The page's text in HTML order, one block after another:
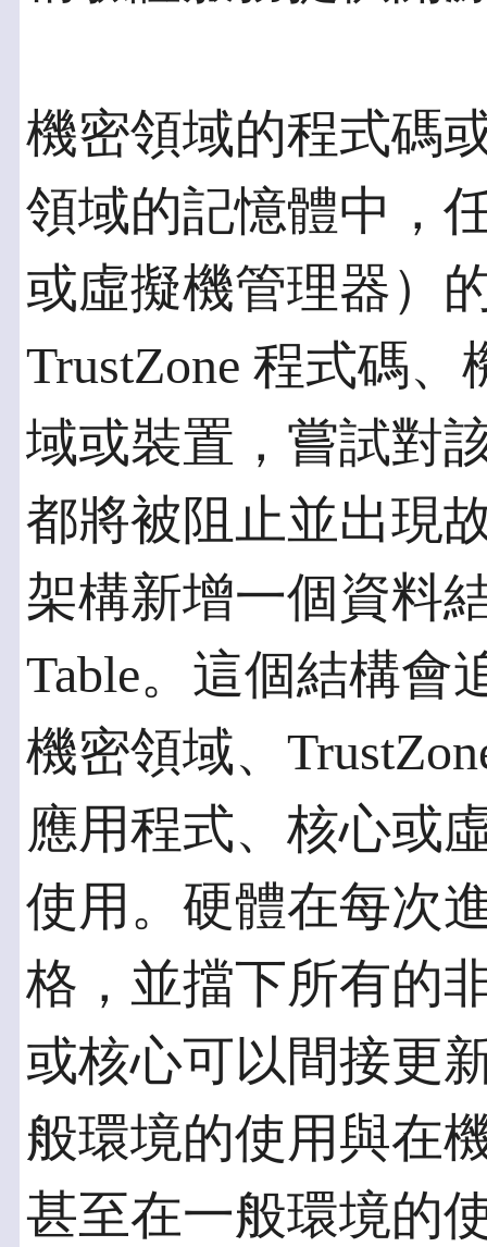
機密領域的程式碼
領域的記憶體中，
或虛擬機管理器）
TrustZone 程式碼
域或裝置，嘗試對
都將被阻止並出現
架構新增一個資料
Table。這個結構會
機密領域、
應用程式、核心或
使用。硬體在每次
格，並擋下所有的
或核心可以間接更
般環境的使用與在
甚至在一般環境的